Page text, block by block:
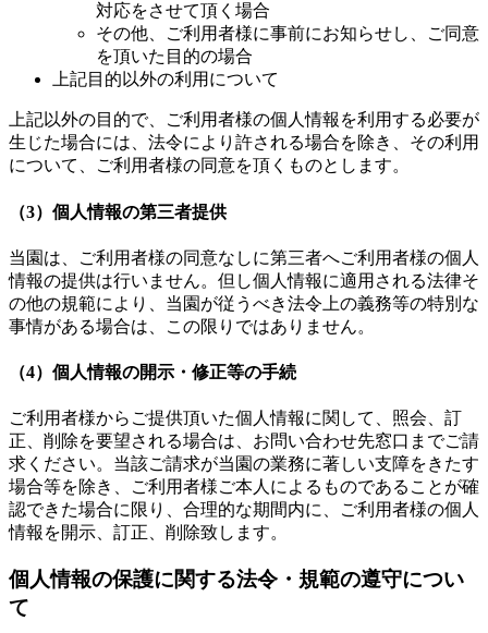
対応をさせて頂く場合
その他、ご利用者様に事前にお知らせし、ご同意
を頂いた目的の場合
上記目的以外の利用について
上記以外の目的で、ご利用者様の個人情報を利用する必要が
生じた場合には、法令により許される場合を除き、その利用
について、ご利用者様の同意を頂くものとします。
（3）個人情報の第三者提供
当園は、ご利用者様の同意なしに第三者へご利用者様の個人
情報の提供は行いません。但し個人情報に適用される法律そ
の他の規範により、当園が従うべき法令上の義務等の特別な
事情がある場合は、この限りではありません。
（4）個人情報の開示・修正等の手続
ご利用者様からご提供頂いた個人情報に関して、照会、訂
正、削除を要望される場合は、お問い合わせ先窓口までご請
求ください。当該ご請求が当園の業務に著しい支障をきたす
場合等を除き、ご利用者様ご本人によるものであることが確
認できた場合に限り、合理的な期間内に、ご利用者様の個人
情報を開示、訂正、削除致します。
個人情報の保護に関する法令・規範の遵守につい
て